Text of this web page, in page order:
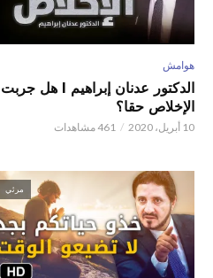
هوامش
الدكتور عدنان إبراهيم l هل جربت
الإخلاص حقا؟
10 أبريل، 2020 461 مشاهدات
مرئي